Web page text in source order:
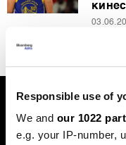
Responsible use of
We and our 1022
e.g. your IP-number,